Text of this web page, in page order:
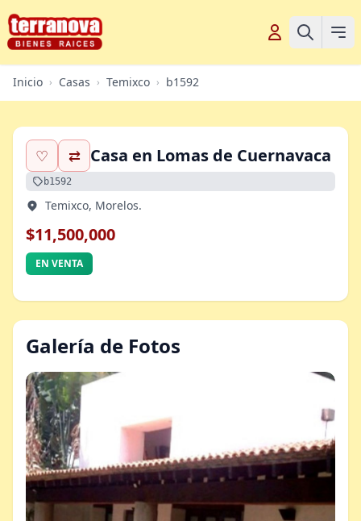
Inicio › Casas › Temixco › b1592
♡ ⇄ Casa en Lomas de Cuernavaca
b1592
Temixco, Morelos.
$11,500,000
EN VENTA
Galería de Fotos